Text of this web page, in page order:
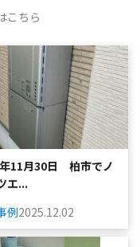
こちら
11月30日 柏市でノ
エ...
例2025.12.02